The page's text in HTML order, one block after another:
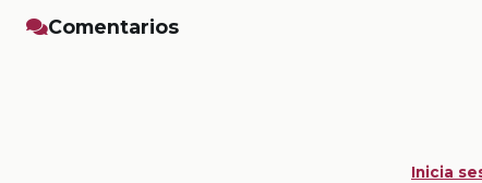
Comentarios
Inicia